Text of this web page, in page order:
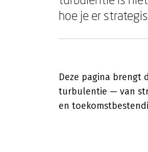
hoe je er
Deze pagina brengt
turbulentie — van
en